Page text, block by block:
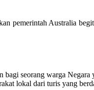
pemerintah Australia
seorang warga Negara
lokal dari turis yang